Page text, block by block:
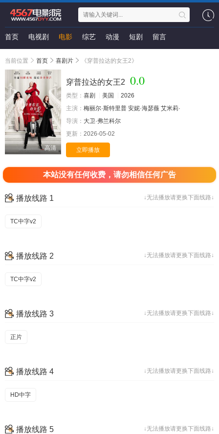
首页 电视剧 电影 综艺 动漫 短剧 留言
当前位置 首页 喜剧片 《穿普拉达的女王2》
高清
穿普拉达的女王2 0.0
类型： 喜剧 美国
2026
主演： 梅丽尔·斯特里普 安妮·海瑟薇 艾米莉·
导演： 大卫·弗兰科尔
更新： 2026-05-02
立即播放
本站没有任何收费，请勿相信任何广告
↓无法播放请更换下面线路↓
播放线路 1
TC中字v2
↓无法播放请更换下面线路↓
播放线路 2
TC中字v2
↓无法播放请更换下面线路↓
播放线路 3
正片
↓无法播放请更换下面线路↓
播放线路 4
HD中字
↓无法播放请更换下面线路↓
播放线路 5